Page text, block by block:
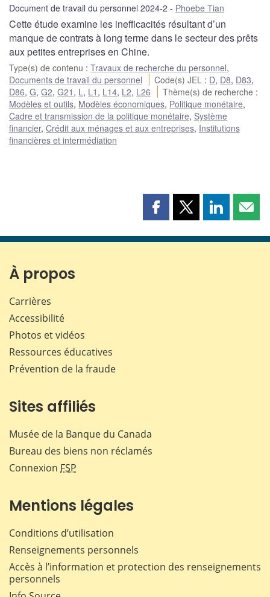
Document de travail du personnel 2024-2 Phoebe Tian
Cette étude examine les inefficacités résultant d’un
manque de contrats à long terme dans le secteur des prêts
aux petites entreprises en Chine.
Type(s) de contenu : Travaux de recherche du personnel,
Documents de travail du personnel
Code(s) JEL : D, D8, D83,
D86, G, G2, G21 , L , L1 , L14, L2, L26 Thème(s) de recherche :
Modèles et outils, Modèles économiques, Politique monétaire,
Cadre et transmission de la politique monétaire, Système
financier, Crédit aux ménages et aux entreprises, Institutions
financières et intermédiation
Partager
page
Partager
page
Partager
page page
À propos
Carrières
Accessibilité
Photos et vidéos
Ressources éducatives
Prévention de la fraude
Sites affiliés
Musée de la Banque du Canada
Bureau des biens non réclamés
Connexion FSP
Mentions légales
Conditions d’utilisation
Renseignements personnels
Accès à l’information et protection des renseignements
personnels